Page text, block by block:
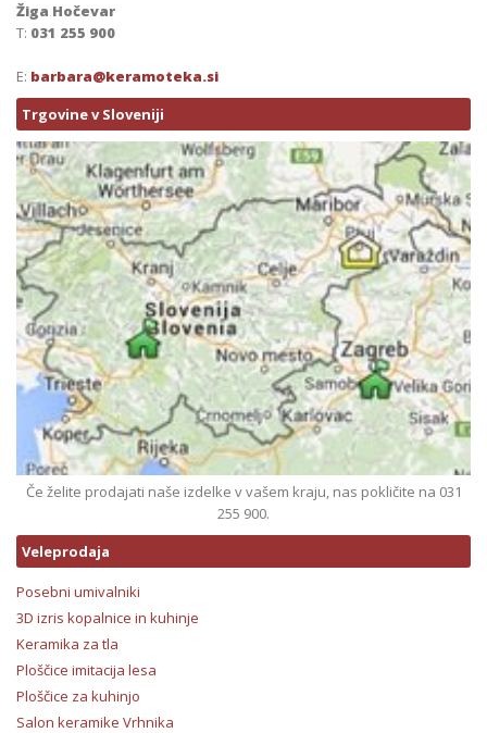
Žiga Hočevar
T: 031 255 900
E: barbara@keramoteka.si
Trgovine v Sloveniji
Če želite prodajati naše izdelke v vašem kraju, nas pokličite na 031
255 900.
Veleprodaja
Posebni umivalniki
3D izris kopalnice in kuhinje
Keramika za tla
Ploščice imitacija lesa
Ploščice za kuhinjo
Salon keramike Vrhnika